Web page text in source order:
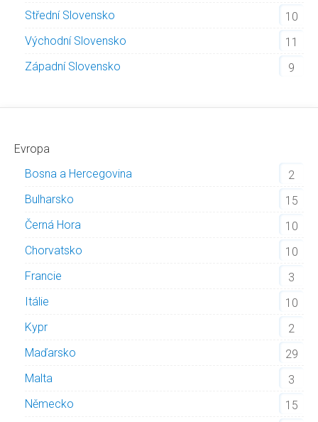
Střední Slovensko
10
Východní Slovensko
11
Západní Slovensko
9
Evropa
Bosna a Hercegovina
2
Bulharsko
15
Černá Hora
10
Chorvatsko
10
Francie
3
Itálie
10
Kypr
2
Maďarsko
29
Malta
3
Německo
15